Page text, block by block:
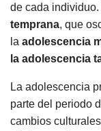
de cada
temprana, que
la adolescencia
la adolescencia
La adolescencia
parte del periodo
cambios